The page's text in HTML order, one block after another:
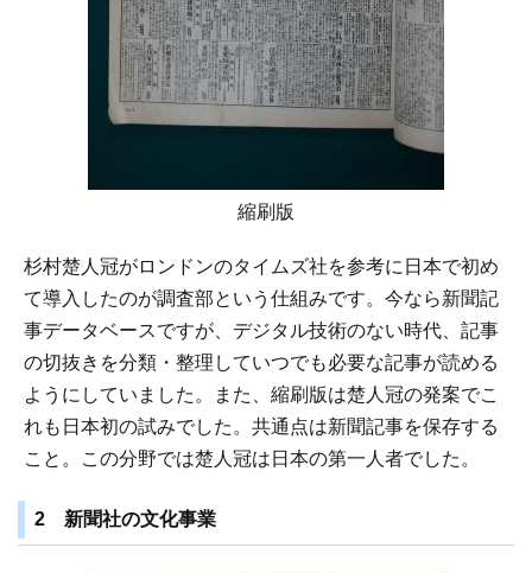
縮刷版
杉村楚人冠がロンドンのタイムズ社を参考に日本で初め
て導入したのが調査部という仕組みです。今なら新聞記
事データベースですが、デジタル技術のない時代、記事
の切抜きを分類・整理していつでも必要な記事が読める
ようにしていました。また、縮刷版は楚人冠の発案でこ
れも日本初の試みでした。共通点は新聞記事を保存する
こと。この分野では楚人冠は日本の第一人者でした。
2 新聞社の文化事業